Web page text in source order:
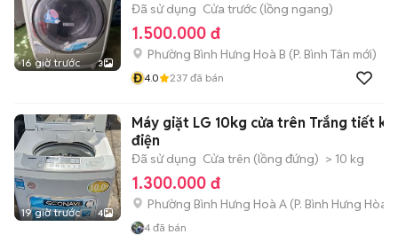
16 giờ trước 3
Đã sử dụng Cửa trước (lồng ngang)
1.500.000 đ
Phường Bình Hưng Hoà B (P. Bình Tân mới)
Đ4.0 237 đã bán
19 giờ trước 4
Máy giặt LG 10kg cửa trên Trắng tiết
điện
Đã sử dụng Cửa trên (lồng đứng) > 10 kg
1.300.000 đ
Phường Bình Hưng Hoà A (P. Bình Hưng Hòa
4 đã bán